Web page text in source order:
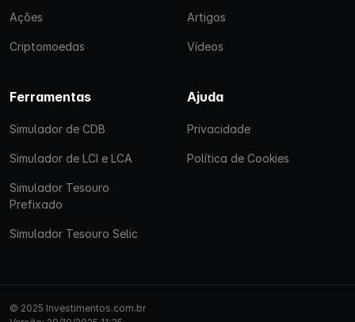
Ações
Criptomoedas
Artigos
Vídeos
Ferramentas
Simulador de CDB
Simulador de LCI e LCA
Simulador Tesouro
Prefixado
Simulador Tesouro Selic
Ajuda
Privacidade
Política de Cookies
© 2025 Investimentos.com.br